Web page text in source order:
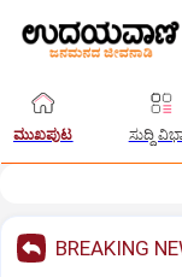
ಮುಖಪುಟ ಸುದ್ದಿ
BREAKING